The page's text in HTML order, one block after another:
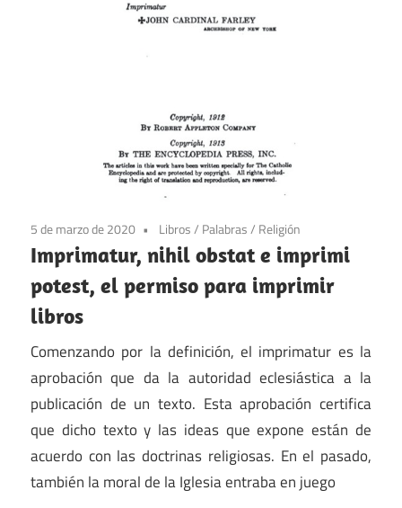
5 de marzo de 2020 Libros/ Palabras/ Religión
Imprimatur, nihil obstat e imprimi
potest, el permiso para imprimir
libros
Comenzando por la definición, el imprimatur es la
aprobación que da la autoridad eclesiástica a la
publicación de un texto. Esta aprobación certifica
que dicho texto y las ideas que expone están de
acuerdo con las doctrinas religiosas. En el pasado,
también la moral de la Iglesia entraba en juego